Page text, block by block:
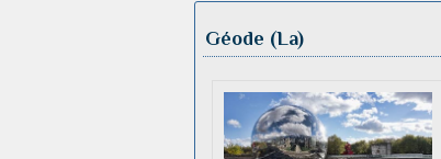
Géode (La)